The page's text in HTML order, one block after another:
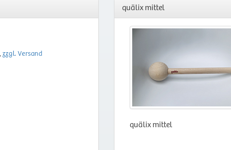
zzgl. Versand
quälix mittel
quälix mittel